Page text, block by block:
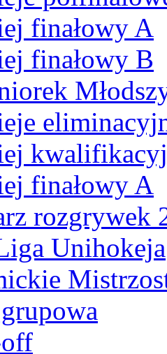
finałowy A
finałowy B
finałowy A
rozgrywek
Unihokeja